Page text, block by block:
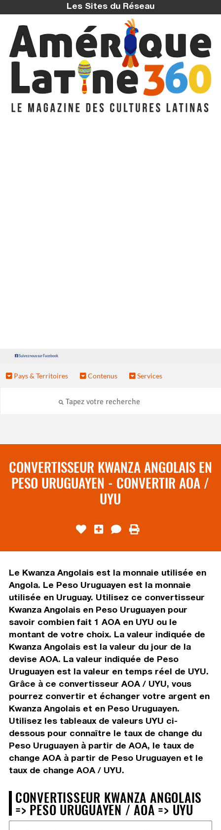
Les Sites du Réseau
Suivez nous sur Facebook
Pays & Territoires Contenus Services
CONVERTISSEUR KWANZA ANGOLAIS EN
PESO URUGUAYEN - CONVERTIR AOA /
UYU
Le Kwanza Angolais est la monnaie utilisée en
Angola. Le Peso Uruguayen est la monnaie
utilisée en Uruguay. Utilisez ce convertisseur
Kwanza Angolais en Peso Uruguayen pour
savoir combien fait 1 AOA en UYU ou le
montant de votre choix. La valeur indiquée de
Kwanza Angolais est la valeur du jour de la
devise AOA. La valeur indiquée de Peso
Uruguayen est la valeur en temps réel de UYU.
Grâce à ce convertisseur AOA / UYU, vous
pourrez convertir et échanger votre argent en
Kwanza Angolais et en Peso Uruguayen.
Utilisez les tableaux de valeurs UYU ci-
dessous pour connaître le taux de change du
Peso Uruguayen à partir de AOA, le taux de
change AOA à partir de Peso Uruguayen et le
taux de change AOA / UYU.
CONVERTISSEUR KWANZA ANGOLAIS
=> PESO URUGUAYEN / AOA => UYU